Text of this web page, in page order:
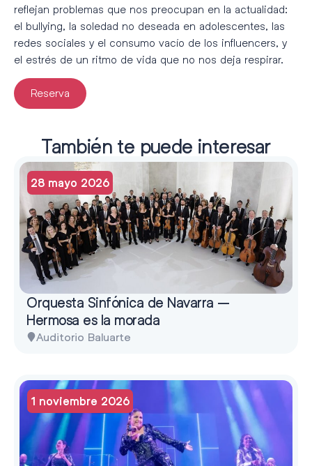
reflejan problemas que nos preocupan en la actualidad:
el bullying, la soledad no deseada en adolescentes, las
redes sociales y el consumo vacío de los influencers, y
el estrés de un ritmo de vida que no nos deja respirar.
Reserva
También te puede interesar
28 mayo 2026
Orquesta Sinfónica de Navarra –
Hermosa es la morada
Auditorio Baluarte
1 noviembre 2026